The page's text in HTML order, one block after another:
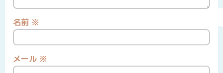
名前 ※
メール ※